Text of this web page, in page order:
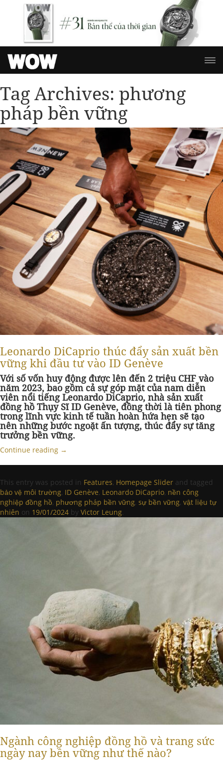
Tag Archives: phương
pháp bền vững
Leonardo DiCaprio thúc đẩy sản xuất bền
vững khi đầu tư vào ID Genève
Với số vốn huy động được lên đến 2 triệu CHF vào
năm 2023, bao gồm cả sự góp mặt của nam diễn
viên nổi tiếng Leonardo DiCaprio, nhà sản xuất
đồng hồ Thụy Sĩ ID Genève, đồng thời là tiên phong
trong lĩnh vực kinh tế tuần hoàn hứa hẹn sẽ tạo
nên những bước ngoặt ấn tượng, thúc đẩy sự tăng
trưởng bền vững.
Continue reading →
This entry was posted in Features, Homepage Slider and tagged
bảo vệ môi trường, ID Genève, Leonardo DiCaprio, nền công
nghiệp đồng hồ, phương pháp bền vững, sự bền vững, vật liệu tự
nhiên on 19/01/2024 by Victor Leung.
Ngành công nghiệp đồng hồ và trang sức
ngày nay bền vững như thế nào?